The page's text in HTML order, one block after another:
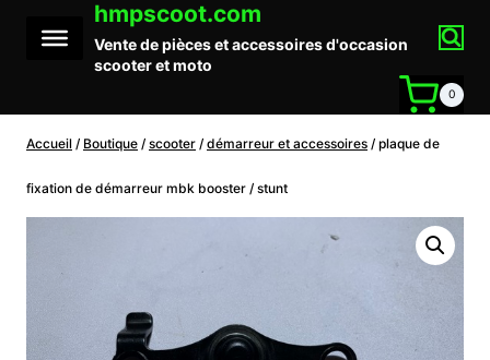
contenu
hmpscoot.com
Vente de pièces et accessoires d'occasion
scooter et moto
0
Accueil / Boutique / scooter / démarreur et accessoires / plaque de
fixation de démarreur mbk booster / stunt